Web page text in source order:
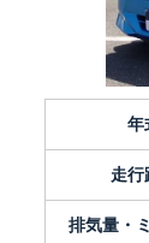
年
走行
排気量・